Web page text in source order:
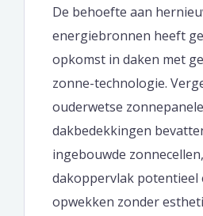
De behoefte aan
energiebronnen heeft
opkomst in daken met
zonne-technologie.
ouderwetse
dakbedekkingen
ingebouwde
dakoppervlak potentieel
opwekken zonder